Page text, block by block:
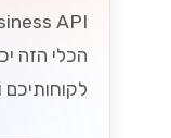
הכלי הזה
לקוחותיכם